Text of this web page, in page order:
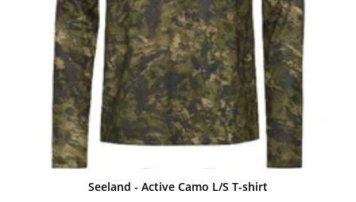
Seeland - Active Camo L/S T-shirt